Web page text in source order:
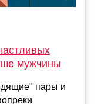
мужчины
пары и